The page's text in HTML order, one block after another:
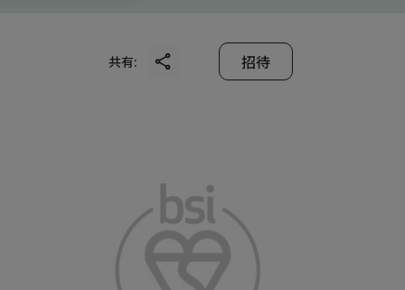
共有: 招待